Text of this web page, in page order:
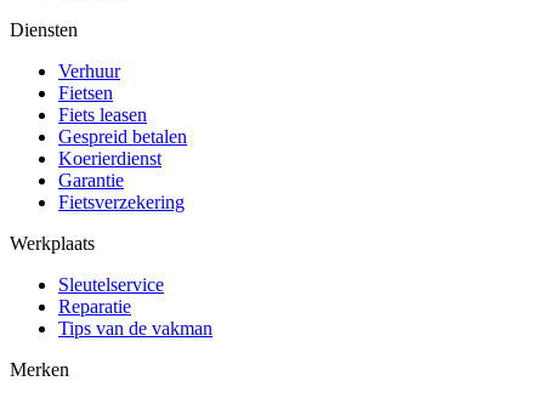
Diensten
Verhuur
Fietsen
Fiets leasen
Gespreid betalen
Koerierdienst
Garantie
Fietsverzekering
Werkplaats
Sleutelservice
Reparatie
Tips van de vakman
Merken